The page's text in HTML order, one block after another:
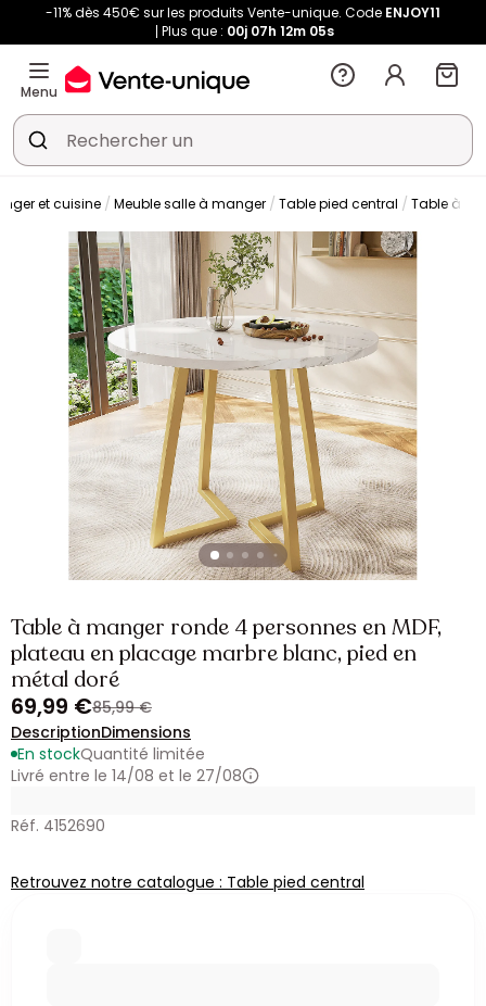
-11% dès 450€ sur les produits Vente-unique. Code ENJOY11
Plus que : 00j 07h 12m 04s
Menu
et cuisine Meuble salle à manger Table pied central Table à
Table à manger ronde 4 personnes en MDF,
plateau en placage marbre blanc, pied en
métal doré
69,99 €85,99 €
DescriptionDimensions
En stockQuantité limitée
Livré entre le 14/08 et le 27/08
Réf. 4152690
Retrouvez notre catalogue : Table pied central